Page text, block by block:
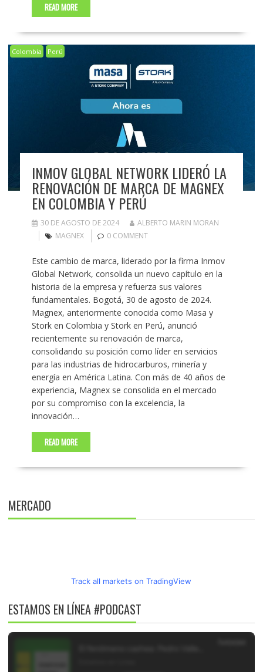
READ MORE
Colombia Perú
INMOV GLOBAL NETWORK LIDERÓ LA
RENOVACIÓN DE MARCA DE MAGNEX
EN COLOMBIA Y PERÚ
30 DE AGOSTO DE 2024
ALBERTO MARIN MORAN
MAGNEX
0 COMMENT
Este cambio de marca, liderado por la firma Inmov
Global Network, consolida un nuevo capítulo en la
historia de la empresa y refuerza sus valores
fundamentales. Bogotá, 30 de agosto de 2024.
Magnex, anteriormente conocida como Masa y
Stork en Colombia y Stork en Perú, anunció
recientemente su renovación de marca,
consolidando su posición como líder en servicios
para las industrias de hidrocarburos, minería y
energía en América Latina. Con más de 40 años de
experiencia, Magnex se consolida en el mercado
por su compromiso con la excelencia, la
innovación…
READ MORE
MERCADO
Track all markets on TradingView
ESTAMOS EN LÍNEA #PODCAST